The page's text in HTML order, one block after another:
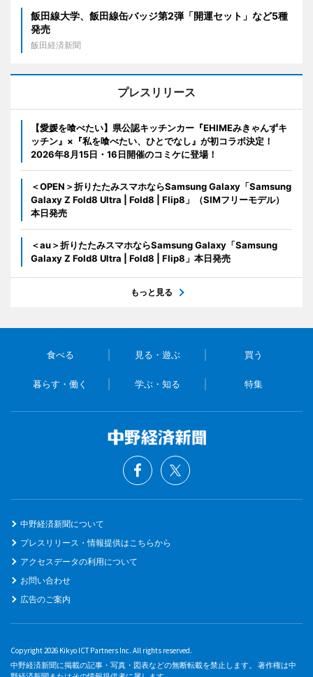
飯田線大学、飯田線缶バッジ第2弾「開運セット」など5種
発売
飯田経済新聞
プレスリリース
【愛媛を喰べたい】県公認キッチンカー『EHIMEみきゃんずキ
ッチン』×『私を喰べたい、ひとでなし』が初コラボ決定！
2026年8月15日・16日開催のコミケに登場！
＜OPEN＞折りたたみスマホならSamsung Galaxy「Samsung
Galaxy Z Fold8 Ultra | Fold8 | Flip8」（SIMフリーモデル）
本日発売
＜au＞折りたたみスマホならSamsung Galaxy「Samsung
Galaxy Z Fold8 Ultra | Fold8 | Flip8」本日発売
もっと見る
食べる 見る・遊ぶ 買う
暮らす・働く 学ぶ・知る 特集
中野経済新聞について
プレスリリース・情報提供はこちらから
アクセスデータの利用について
お問い合わせ
広告のご案内
Copyright 2026 Kikyo ICT Partners Inc. All rights reserved.
中野経済新聞に掲載の記事・写真・図表などの無断転載を禁止します。 著作権は中